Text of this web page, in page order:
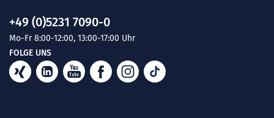
+49 (0)5231 7090-0
Mo-Fr 8:00-12:00, 13:00-17:00 Uhr
FOLGE UNS